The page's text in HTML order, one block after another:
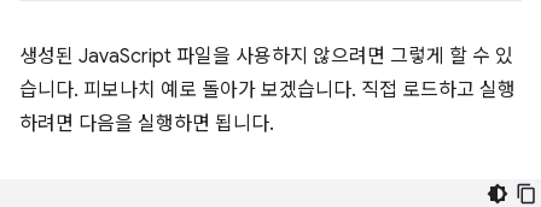
생성된 JavaScript 파일을 사용하지 않으려면 그렇게 할 수 있
습니다. 피보나치 예로 돌아가 보겠습니다. 직접 로드하고 실행
하려면 다음을 실행하면 됩니다.